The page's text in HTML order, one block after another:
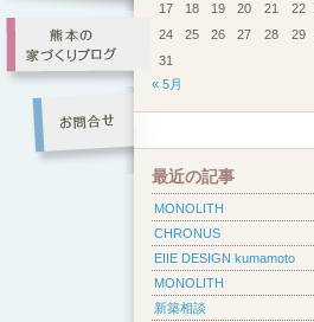
17
18 19 20 21 22
24
25 26 27 28 29
31
« 5月
最近の記事
MONOLITH
CHRONUS
EIIE DESIGN kumamoto
MONOLITH
新築相談